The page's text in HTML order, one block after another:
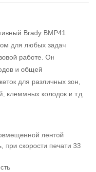
Brady BMP41
для любых задач
работе. Он
и общей
для различных зон,
клеммных колодок и т.д.
лентой
при скорости печати 33